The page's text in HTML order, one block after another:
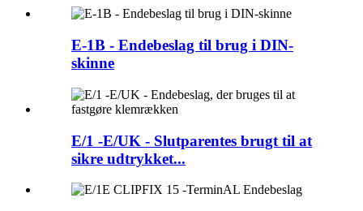
E-1B - Endebeslag til brug i DIN-
skinne
E/1 -E/UK - Slutparentes brugt til at
sikre udtrykket...